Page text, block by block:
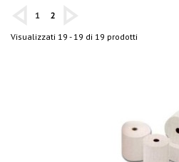
1
2
Visualizzati 19 - 19 di 19 prodotti